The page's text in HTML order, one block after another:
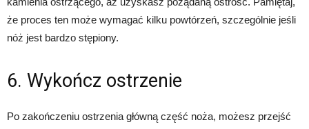
że proces ten może wymagać kilku powtórzeń, szczególnie jeśli
nóż jest bardzo stępiony.
6. Wykończ ostrzenie
Po zakończeniu ostrzenia główną część noża, możesz przejść